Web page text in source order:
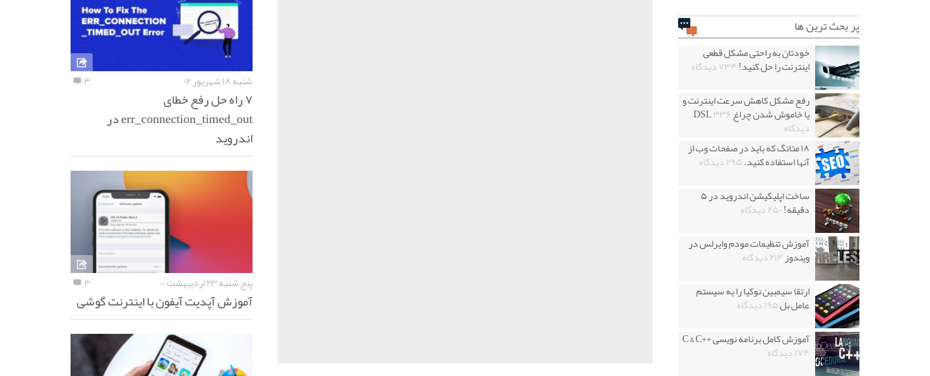
پر بحث ترین ها
خودتان به راحتی مشکل قطعی
اینترنت را حل کنید!۷۳۴ دیدگاه
رفع مشکل کاهش سرعت اینترنت و
یا خاموش شدن چراغ DSL۳۳۶
دیدگاه
۱۸ متاتگ که باید در صفحات وب از
آنها استفاده کنید.۲۹۵ دیدگاه
ساخت اپلیکیشن اندروید در ۵
دقیقه!۲۵۰ دیدگاه
آموزش تنظیمات مودم وایرلس در
ویندوز۲۱۴ دیدگاه
ارتقا سیمبین نوکیا را به سیستم
عامل بل۱۹۵ دیدگاه
آموزش کامل برنامه نویسی ++C & C
۱۷۴ دیدگاه
شنبه ۱۸ شهریور ۰۲ ۳
۷ راه حل رفع خطای
err_connection_timed_out در
اندروید
پنج شنبه ۲۳ اردیبهشت ۰۰ ۳
آموزش آپدیت آیفون با اینترنت گوشی